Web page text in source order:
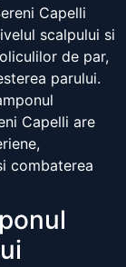
Capelli
scalpului si
de par,
parului.
Capelli are
combaterea